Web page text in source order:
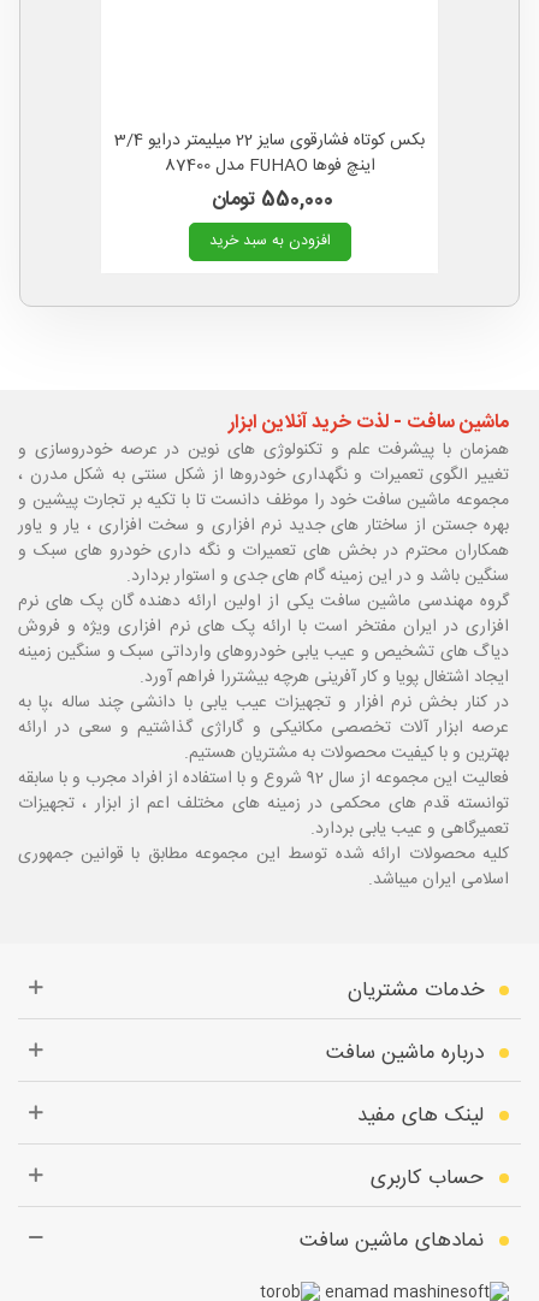
بکس کوتاه فشارقوی سایز 22 میلیمتر درایو 3/4
اینچ فوها FUHAO مدل 87400
550,000 تومان
افزودن به سبد خرید
ماشین سافت - لذت خرید آنلاین ابزار
همزمان با پیشرفت علم و تکنولوژی های نوین در عرصه خودروسازی و
تغییر الگوی تعمیرات و نگهداری خودروها از شکل سنتی به شکل مدرن ،
مجموعه ماشین سافت خود را موظف دانست تا با تکیه بر تجارت پیشین و
بهره جستن از ساختار های جدید نرم افزاری و سخت افزاری ، یار و یاور
همکاران محترم در بخش های تعمیرات و نگه داری خودرو های سبک و
سنگین باشد و در این زمینه گام های جدی و استوار بردارد.
گروه مهندسی ماشین سافت یکی از اولین ارائه دهنده گان پک های نرم
افزاری در ایران مفتخر است با ارائه پک های نرم افزاری ویژه و فروش
دیاگ های تشخیص و عیب یابی خودروهای وارداتی سبک و سنگین زمینه
ایجاد اشتغال پویا و کار آفرینی هرچه بیشتررا فراهم آورد.
در کنار بخش نرم افزار و تجهیزات عیب یابی با دانشی چند ساله ،پا به
عرصه ابزار آلات تخصصی مکانیکی و گاراژی گذاشتیم و سعی در ارائه
بهترین و با کیفیت محصولات به مشتریان هستیم.
فعالیت این مجموعه از سال 92 شروع و با استفاده از افراد مجرب و با سابقه
توانسته قدم های محکمی در زمینه های مختلف اعم از ابزار ، تجهیزات
تعمیرگاهی و عیب یابی بردارد.
کلیه محصولات ارائه شده توسط این مجموعه مطابق با قوانین جمهوری
اسلامی ایران میباشد.
خدمات مشتریان
درباره ماشین سافت
لینک های مفید
حساب کاربری
نمادهای ماشین سافت